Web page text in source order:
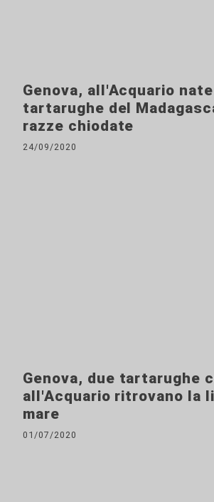
Genova, all'Acquario
tartarughe del
razze chiodate
24/09/2020
Genova, due tartarughe
all'Acquario ritrovano la
mare
01/07/2020